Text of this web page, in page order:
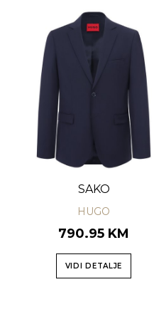
SAKO
HUGO
790.95 KM
VIDI DETALJE